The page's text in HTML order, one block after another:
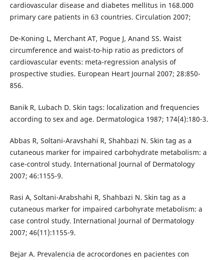
cardiovascular disease and diabetes mellitus in 168.000
primary care patients in 63 countries. Circulation 2007;
De-Koning L, Merchant AT, Pogue J, Anand SS. Waist
circumference and waist-to-hip ratio as predictors of
cardiovascular events: meta-regression analysis of
prospective studies. European Heart Journal 2007; 28:850-
856.
Banik R, Lubach D. Skin tags: localization and frequencies
according to sex and age. Dermatologica 1987; 174(4):180-3.
Abbas R, Soltani-Aravshahi R, Shahbazi N. Skin tag as a
cutaneous marker for impaired carbohydrate metabolism: a
case-control study. International Journal of Dermatology
2007; 46:1155-9.
Rasi A, Soltani-Arabshahi R, Shahbazi N. Skin tag as a
cutaneous marker for impaired carbohyrate metabolism: a
case control study. International Journal of Dermatology
2007; 46(11):1155-9.
Bejar A. Prevalencia de acrocordones en pacientes con